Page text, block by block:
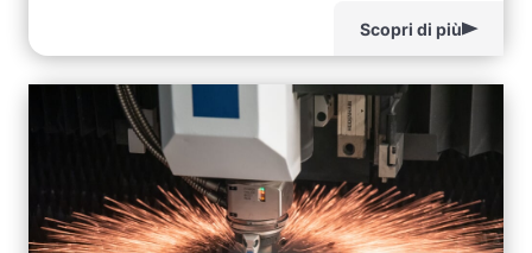
Scopri di più